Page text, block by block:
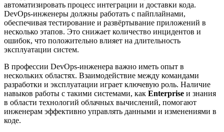
автоматизировать процесс интеграции и доставки кода.
DevOps-инженеры должны работать с пайплайнами,
обеспечивая тестирование и развёртывание приложений в
несколько этапов. Это снижает количество инцидентов и
ошибок, что положительно влияет на длительность
эксплуатации систем.
В профессии DevOps-инженера важно иметь опыт в
нескольких областях. Взаимодействие между командами
разработки и эксплуатации играет ключевую роль. Наличие
навыков работы с такими системами, как Enterprise и знания
в области технологий облачных вычислений, помогают
инженерам эффективно управлять данными и изменениями в
коде.